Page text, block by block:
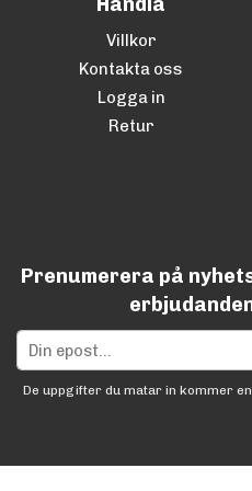
Villkor
Kontakta oss
Logga in
Retur
Prenumerera på
De uppgifter du matar in kommer